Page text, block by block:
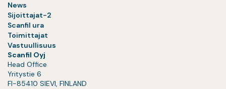
News
Sijoittajat-2
Scanfil ura
Toimittajat
Vastuullisuus
Scanfil Oyj
Head Office
Yritystie 6
FI-85410 SIEVI, FINLAND